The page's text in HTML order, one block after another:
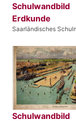
Schulwandbild
Erdkunde
Saarländisches
Schulwandbild